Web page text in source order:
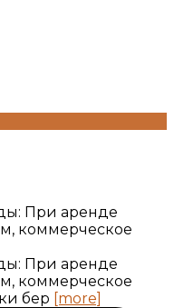
При аренде
коммерческое
При аренде
коммерческое
бер [more]